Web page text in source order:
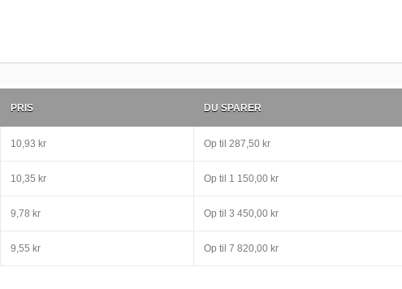
PRIS DU SPARER
10,93 kr Op til 287,50 kr
10,35 kr Op til 1 150,00 kr
9,78 kr Op til 3 450,00 kr
9,55 kr Op til 7 820,00 kr